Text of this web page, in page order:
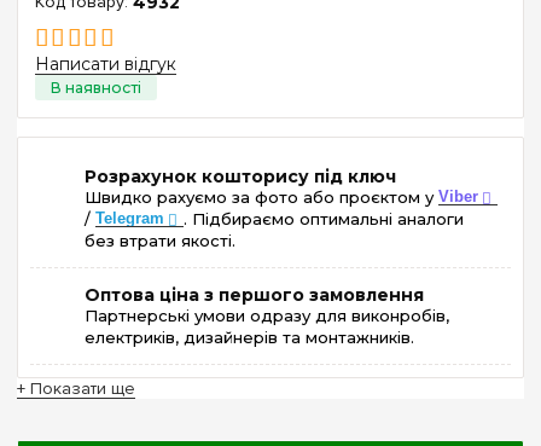
Написати відгук
Розрахунок кошторису під ключ
Швидко рахуємо за фото або проєктом у Viber
/ Telegram
. Підбираємо оптимальні аналоги
без втрати якості.
Оптова ціна з першого замовлення
Партнерські умови одразу для виконробів,
електриків, дизайнерів та монтажників.
+ Показати ще